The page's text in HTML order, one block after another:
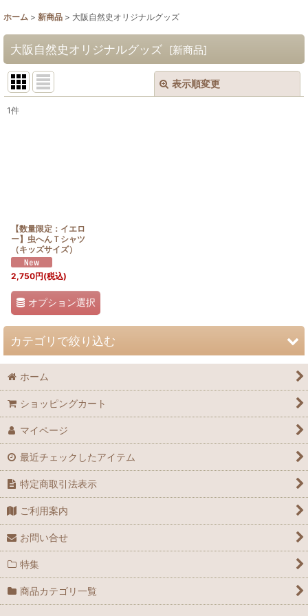
ホーム > 新商品 > 大阪自然史オリジナルグッズ
大阪自然史オリジナルグッズ [新商品]
表示順変更
1件
【数量限定：イエロ
ー】虫へんＴシャツ
（キッズサイズ）
2,750円(税込)
オプション選択
カテゴリで絞り込む
大阪自然史オリジナルグッズ (全商品)
Tシャツ
グッズ
ホーム
ショッピングカート
マイページ
最近チェックしたアイテム
特定商取引法表示
ご利用案内
お問い合せ
特集
商品カテゴリ一覧